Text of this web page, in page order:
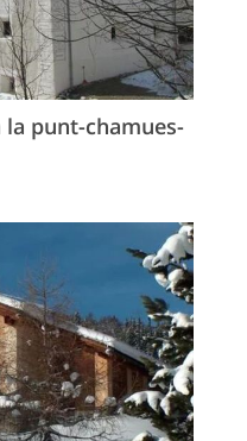
la punt-chamues-